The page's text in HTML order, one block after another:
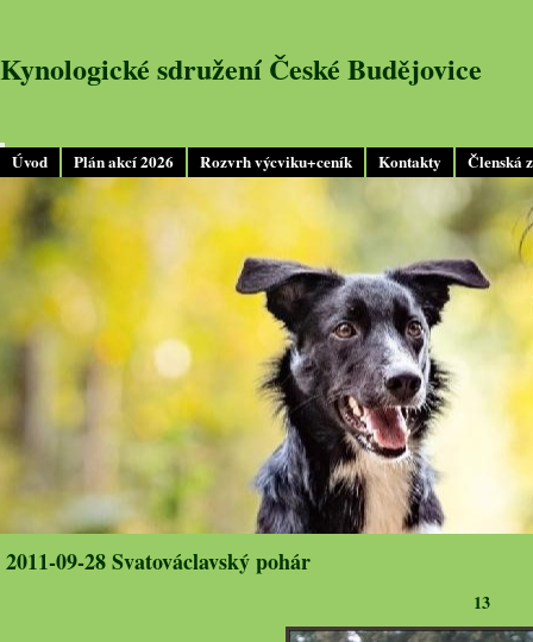
Úvod Plán akcí 2026 Rozvrh výcviku+ceník Kontakty Členská
Kynologické sdružení České Budějovice
2011-09-28 Svatováclavský pohár
13